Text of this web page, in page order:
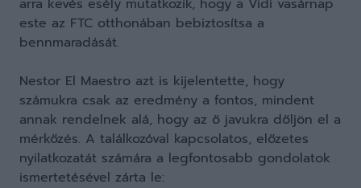
arra kevés esély mutatkozik, hogy a Vidi vasárnap
este az FTC otthonában bebiztosítsa a
bennmaradását.
Nestor El Maestro azt is kijelentette, hogy
számukra csak az eredmény a fontos, mindent
annak rendelnek alá, hogy az ő javukra dőljön el a
mérkőzés. A találkozóval kapcsolatos, előzetes
nyilatkozatát számára a legfontosabb gondolatok
ismertetésével zárta le: